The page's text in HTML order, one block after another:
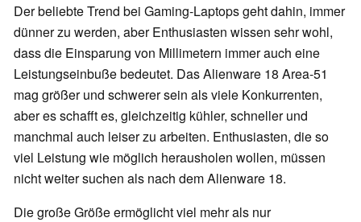
Der beliebte Trend bei Gaming-Laptops geht dahin, immer
dünner zu werden, aber Enthusiasten wissen sehr wohl,
dass die Einsparung von Millimetern immer auch eine
Leistungseinbuße bedeutet. Das Alienware 18 Area-51
mag größer und schwerer sein als viele Konkurrenten,
aber es schafft es, gleichzeitig kühler, schneller und
manchmal auch leiser zu arbeiten. Enthusiasten, die so
viel Leistung wie möglich herausholen wollen, müssen
nicht weiter suchen als nach dem Alienware 18.
Die große Größe ermöglicht viel mehr als nur